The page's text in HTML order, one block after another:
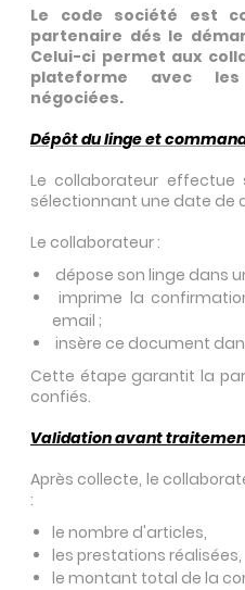
Le code société est
partenaire dés le
Celui-ci permet aux
plateforme avec
négociées.
Dépôt du linge et
Le collaborateur
sélectionnant une date de
Le collaborateur :
dépose son linge dans un
imprime la
email ;
insère ce document
Cette étape garantit la
confiés.
Validation avant
Après collecte, le
:
le nombre d'articles,
les prestations réalisées,
le montant total de la